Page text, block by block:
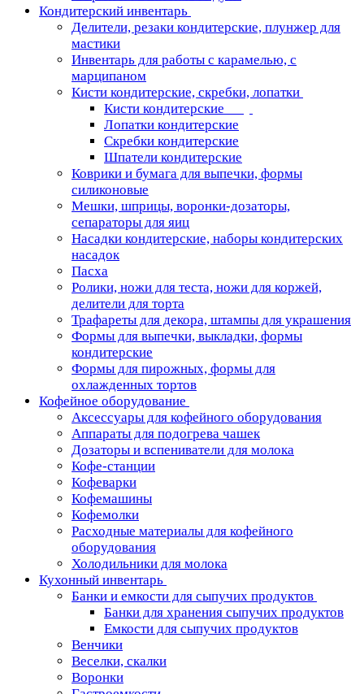
Кондитерский инвентарь
Делители, резаки кондитерские, плунжер для
мастики
Инвентарь для работы с карамелью, с
марципаном
Кисти кондитерские, скребки, лопатки
Кисти кондитерские
Лопатки кондитерские
Скребки кондитерские
Шпатели кондитерские
Коврики и бумага для выпечки, формы
силиконовые
Мешки, шприцы, воронки-дозаторы,
сепараторы для яиц
Насадки кондитерские, наборы кондитерских
насадок
Пасха
Ролики, ножи для теста, ножи для коржей,
делители для торта
Трафареты для декора, штампы для украшения
Формы для выпечки, выкладки, формы
кондитерские
Формы для пирожных, формы для
охлажденных тортов
Кофейное оборудование
Аксессуары для кофейного оборудования
Аппараты для подогрева чашек
Дозаторы и вспениватели для молока
Кофе-станции
Кофеварки
Кофемашины
Кофемолки
Расходные материалы для кофейного
оборудования
Холодильники для молока
Кухонный инвентарь
Банки и емкости для сыпучих продуктов
Банки для хранения сыпучих продуктов
Емкости для сыпучих продуктов
Венчики
Веселки, скалки
Воронки